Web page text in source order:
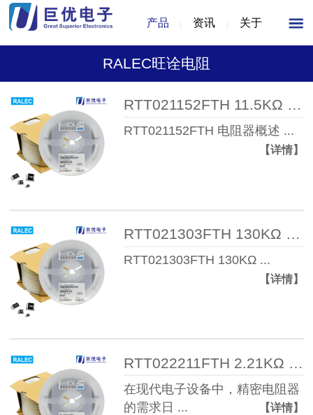
产品 资讯 关于
RALEC旺诠电阻
RTT021152FTH 11.5KΩ 1% 1/16W 0 ...
RTT021152FTH 电阻器概述 ...
【详情】
RTT021303FTH 130KΩ 1% 1/16W 04 ...
RTT021303FTH 130KΩ ...
【详情】
RTT022211FTH 2.21KΩ 1% 1/16W 0 ...
在现代电子设备中，精密电阻器
的需求日 ...
【详情】